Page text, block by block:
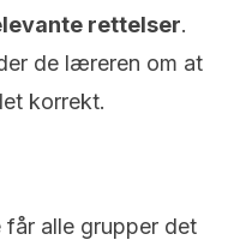
rettelser.
de læreren om at
korrekt.
alle grupper det